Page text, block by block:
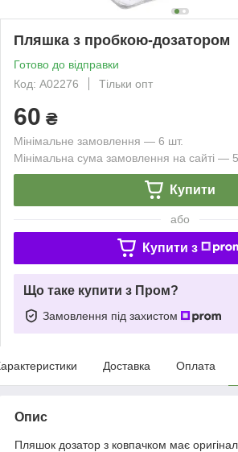
Пляшка з пробкою-дозатором
Готово до відправки
Код: А02276
Тільки опт
60 ₴
Мінімальне замовлення — 6 шт.
Мінімальна сума замовлення на сайті —
Купити
або
Купити з
Що таке купити з Пром?
Замовлення під захистом
Доставка Оплата
Опис
Пляшок дозатор з ковпачком має